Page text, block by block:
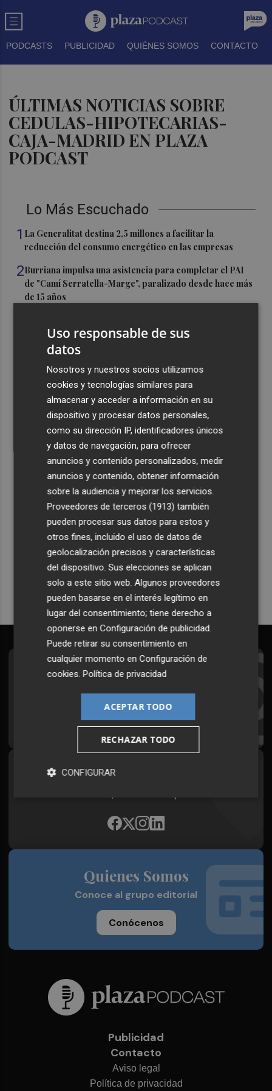
PODCASTS PUBLICIDAD QUIÉNES SOMOS CONTACTO
ÚLTIMAS NOTICIAS SOBRE
CEDULAS-HIPOTECARIAS-
CAJA-MADRID EN PLAZA
PODCAST
Lo Más Escuchado
1 La Generalitat destina 2,5 millones a facilitar la
reducción del consumo energético en las empresas
2Burriana impulsa una asistencia para completar el PAI
de "Camí Serratella-Marge", paralizado desde hace más
de 15 años
asequible en Castelló frente "a los pisos de 200.000
euros de Carrasco"
Castelló adjudica a Civicons por 600.500 euros las
obras de reforma de la tenencia de alcaldía sur
Castelló acelera el montaje de la infraestructura en las
playas y el Planetari del eclipse para convertirlo en "un
evento histórico"
Recibe toda la actualidad de
Plaza Podcast en tu correo
Quiero suscribirme
Suscríbete al Boletín
Todos los días a primera hora en tu email
¡Quiero suscribirme!
Síguenos en redes
Quienes Somos
Conoce al grupo editorial
Conócenos
Publicidad
Contacto
Aviso legal
Política de privacidad
Uso responsable de sus
datos
Nosotros y nuestros socios utilizamos
cookies y tecnologías similares para
almacenar y acceder a información en su
dispositivo y procesar datos personales,
como su dirección IP, identificadores únicos
y datos de navegación, para ofrecer
anuncios y contenido personalizados, medir
anuncios y contenido, obtener información
sobre la audiencia y mejorar los servicios.
Proveedores de terceros (1913) también
pueden procesar sus datos para estos y
otros fines, incluido el uso de datos de
geolocalización precisos y características
del dispositivo. Sus elecciones se aplican
solo a este sitio web. Algunos proveedores
pueden basarse en el interés legítimo en
lugar del consentimiento; tiene derecho a
oponerse enConfiguración de publicidad
Puede retirar su consentimiento en
cualquier momento enConfiguración de
cookies .Política de privacidad
ACEPTAR TODO
RECHAZAR TODO
CONFIGURAR